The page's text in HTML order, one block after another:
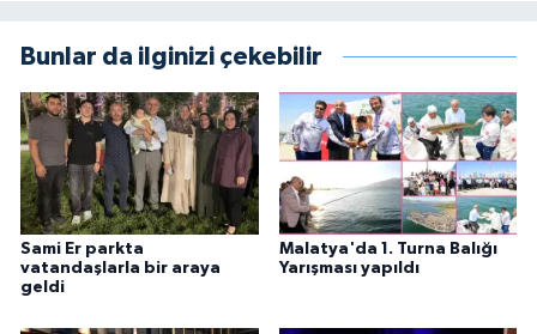
Bunlar da ilginizi çekebilir
Sami Er parkta
vatandaşlarla bir araya
geldi
Malatya'da 1. Turna Balığı
Yarışması yapıldı